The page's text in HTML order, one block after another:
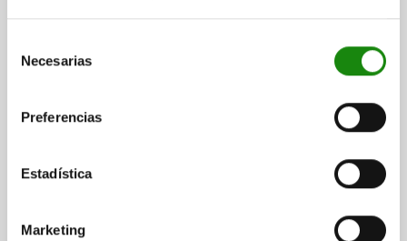
Necesarias
Preferencias
Estadística
Marketing
Referencia:06158-6032063X50
$266.00
DETALLES